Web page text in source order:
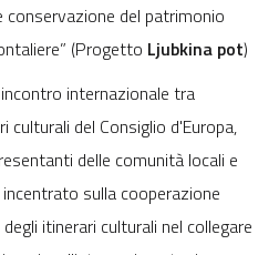
conservazione del patrimonio
(Progetto Ljubkina pot)
internazionale tra
culturali del Consiglio d'Europa,
delle comunità locali e
sulla cooperazione
itinerari culturali nel collegare